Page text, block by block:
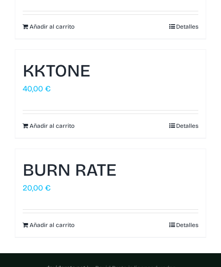
Añadir al carrito Detalles
KKTONE
40,00 €
Añadir al carrito Detalles
BURN RATE
20,00 €
Añadir al carrito Detalles